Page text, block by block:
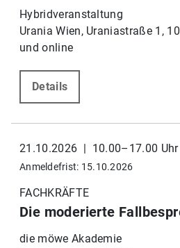
Hybridveranstaltung
Urania Wien, Uraniastraße 1,
und online
Details
21.10.2026 | 10.00–17.00 Uhr
Anmeldefrist: 15.10.2026
FACHKRÄFTE
Die moderierte
die möwe Akademie